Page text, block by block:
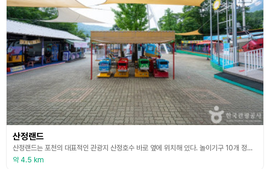
산정랜드
산정랜드는 포천의 대표적인 관광지 산정호수 바로 옆에 위치해 있다. 놀이기구 10개 정도로 규모는 작지만 알록달록 놀이기구들이 추억을 되살리고 동심으로 돌아가게 해주는 레트로 감성 유원지다. 뒤로는 명성산이 앞으로는 산정호수가 펼쳐져 있으며 산정호수 둘레길과 함께 방문하기 좋다. 산정호수 둘레길부터 전망대, 음악분수, 조각공원, 보트장과 겨울철 썰매장까지 볼거리와 놀거리 많아 가족 나들이로 좋은 곳이다.
약 4.5 km